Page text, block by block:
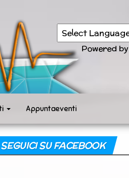
Powered by
Appuntaeventi
SEGUICI SU FACEBOOK